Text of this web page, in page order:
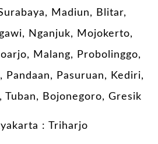
Madiun, Blitar,
Nganjuk, Mojokerto,
Malang, Probolinggo,
Pandaan, Pasuruan, Kediri,
Tuban, Bojonegoro, Gresik
: Triharjo